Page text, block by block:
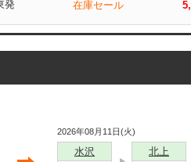
発 在庫セール
2026年08月11日(火)
水沢
北上